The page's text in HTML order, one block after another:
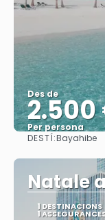
Des de
2.500
Per persona
DESTÍ:Bayahibe
Natale
1 DESTINACIONS
1